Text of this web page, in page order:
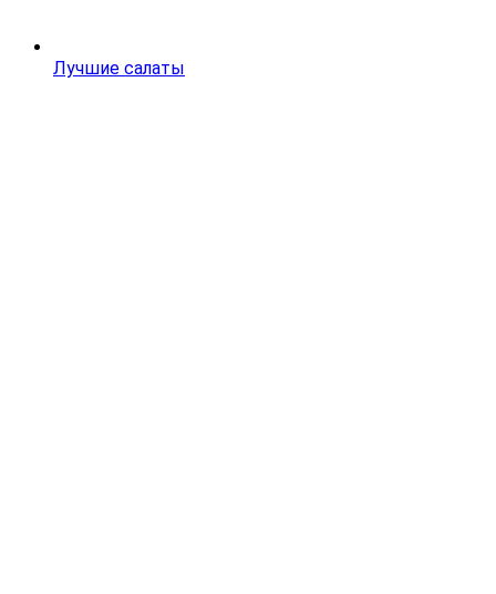
Лучшие салаты